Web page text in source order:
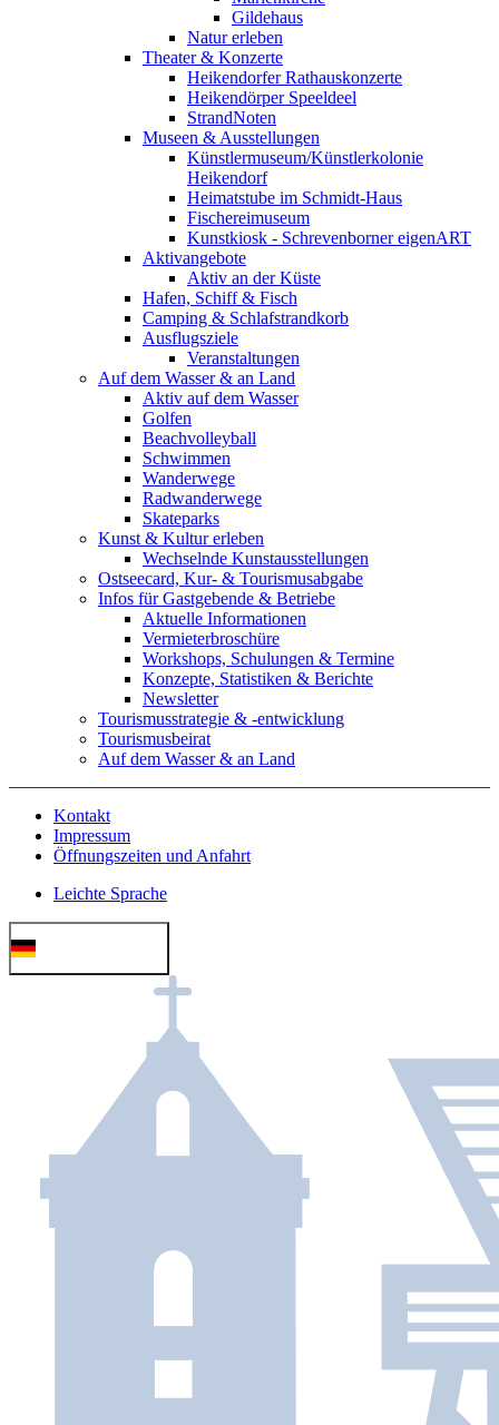
Gildehaus
Natur erleben
Theater & Konzerte
Heikendorfer Rathauskonzerte
Heikendörper Speeldeel
StrandNoten
Museen & Ausstellungen
Künstlermuseum/Künstlerkolonie
Heikendorf
Heimatstube im Schmidt-Haus
Fischereimuseum
Kunstkiosk - Schrevenborner eigenART
Aktivangebote
Aktiv an der Küste
Hafen, Schiff & Fisch
Camping & Schlafstrandkorb
Ausflugsziele
Veranstaltungen
Auf dem Wasser & an Land
Aktiv auf dem Wasser
Golfen
Beachvolleyball
Schwimmen
Wanderwege
Radwanderwege
Skateparks
Kunst & Kultur erleben
Wechselnde Kunstausstellungen
Ostseecard, Kur- & Tourismusabgabe
Infos für Gastgebende & Betriebe
Aktuelle Informationen
Vermieterbroschüre
Workshops, Schulungen & Termine
Konzepte, Statistiken & Berichte
Newsletter
Tourismusstrategie & -entwicklung
Tourismusbeirat
Auf dem Wasser & an Land
Kontakt
Impressum
Öffnungszeiten und Anfahrt
Leichte Sprache